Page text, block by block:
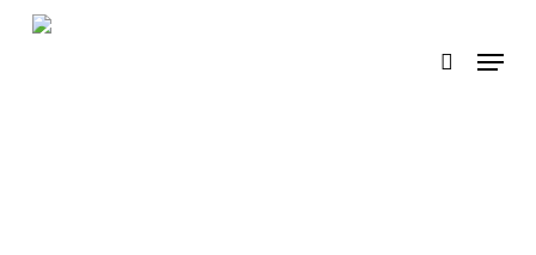
Skip
search
Menu